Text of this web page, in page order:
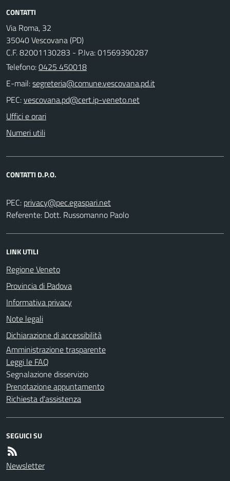
CONTATTI
Via Roma, 32
35040 Vescovana (PD)
C.F. 82001130283 - P.Iva: 01569390287
Telefono:0425 450018
E-mail:
PEC:
Uffici e orari
Numeri utili
CONTATTI D.P.O.
PEC:
Referente: Dott. Russomanno Paolo
LINK UTILI
Regione Veneto
Provincia di Padova
Informativa privacy
Note legali
Dichiarazione di accessibilità
Amministrazione trasparente
Leggi le FAQ
Segnalazione disservizio
Prenotazione appuntamento
Richiesta d'assistenza
SEGUICI SU
Newsletter